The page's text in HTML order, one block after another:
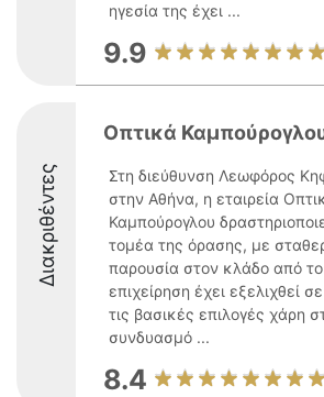
ηγεσία της έχει ...
9.9
Διακριθέντες
Οπτικά
Στη διεύθυνση Λεωφόρος
στην Αθήνα, η εταιρεία
Καμπούρογλου
τομέα της όρασης, με
παρουσία στον κλάδο από
επιχείρηση έχει εξελιχθεί
τις βασικές επιλογές χάρη
συνδυασμό ...
8.4